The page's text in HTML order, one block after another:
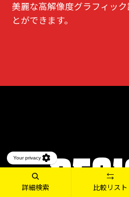
美麗な高解像度グラフィッ
とができます。
詳細検索 比較リスト